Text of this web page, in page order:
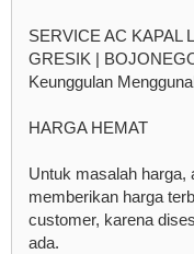
SERVICE AC KAPAL
GRESIK |
Keunggulan
HARGA HEMAT
Untuk masalah harga,
memberikan harga
customer, karena
ada.